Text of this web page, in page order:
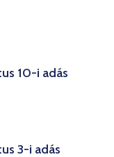
10-i adás
3-i adás